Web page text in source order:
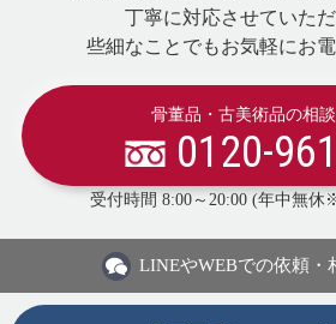
丁寧に対応させていただ
些細なことでもお気軽にお電
骨董品・古美術品の相
0120-
受付時間 8:00～20:00 (年中無
LINEやWEBでの依頼・